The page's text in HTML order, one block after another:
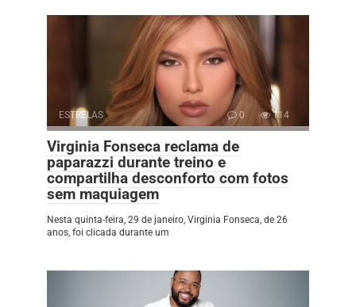
ESTRELAS 0 114
Virginia Fonseca reclama de
paparazzi durante treino e
compartilha desconforto com fotos
sem maquiagem
Nesta quinta-feira, 29 de janeiro, Virginia Fonseca, de 26
anos, foi clicada durante um